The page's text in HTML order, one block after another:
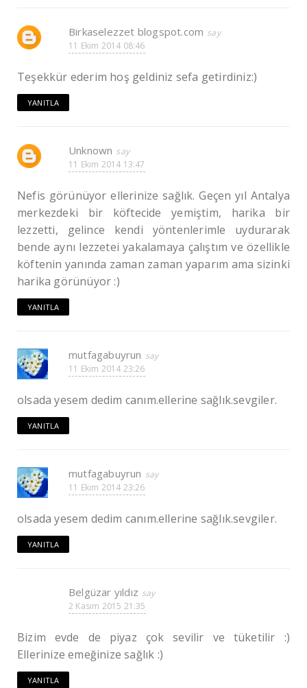
Birkaselezzet blogspot.com
11 Ekim 2014 08:46
Teşekkür ederim hoş geldiniz sefa getirdiniz:)
YANITLA
Unknown
11 Ekim 2014 13:47
Nefis görünüyor ellerinize sağlık. Geçen yıl Antalya
merkezdeki bir köftecide yemiştim, harika bir
lezzetti, gelince kendi yöntenlerimle uydurarak
bende aynı lezzetei yakalamaya çalıştım ve özellikle
köftenin yanında zaman zaman yaparım ama sizinki
harika görünüyor :)
YANITLA
mutfagabuyrun
11 Ekim 2014 23:26
olsada yesem dedim canım.ellerine sağlık.sevgiler.
YANITLA
mutfagabuyrun
11 Ekim 2014 23:26
olsada yesem dedim canım.ellerine sağlık.sevgiler.
YANITLA
Belgüzar yıldız
2 Kasım 2015 21:35
Bizim evde de piyaz çok sevilir ve tüketilir :)
Ellerinize emeğinize sağlık :)
YANITLA